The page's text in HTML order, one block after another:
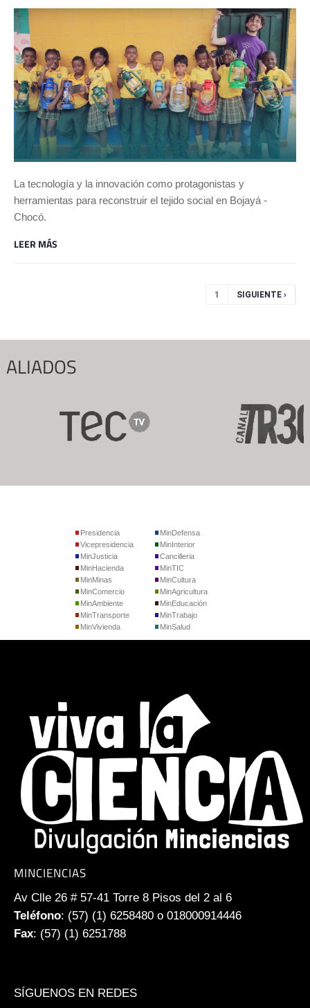
La tecnología y la innovación como protagonistas y
herramientas para reconstruir el tejido social en Bojayá -
Chocó.
LEER MÁS
1 SIGUIENTE ›
ALIADOS
Presidencia
Vicepresidencia
MinJusticia
MinDefensa
MinInterior
Cancilleria
MinHacienda
MinMinas
MinComercio
MinTIC
MinCultura
MinAgricultura
MinAmbiente
MinTransporte
MinVivienda
MinEducación
MinTrabajo
MinSalud
MINCIENCIAS
Av Clle 26 # 57-41 Torre 8 Pisos del 2 al 6
Teléfono: (57) (1) 6258480 o 018000914446
Fax: (57) (1) 6251788
SÍGUENOS EN REDES